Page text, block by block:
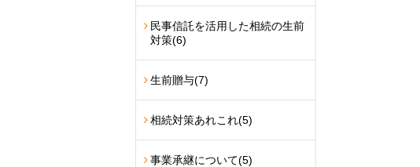
民事信託を活用した相続の生前
対策(6)
生前贈与(7)
相続対策あれこれ(5)
事業承継について(5)